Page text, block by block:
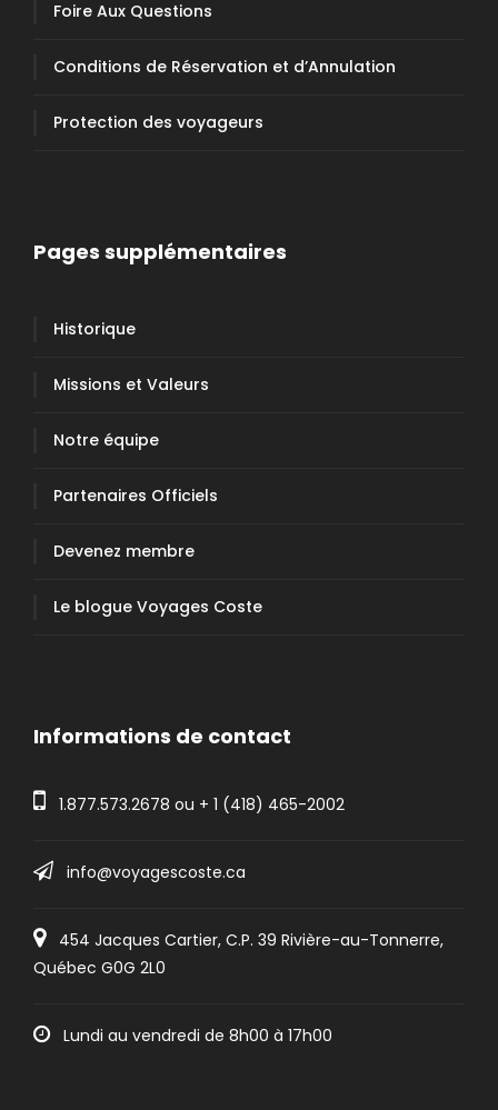
Foire Aux Questions
Conditions de Réservation et d’Annulation
Protection des voyageurs
Pages supplémentaires
Historique
Missions et Valeurs
Notre équipe
Partenaires Officiels
Devenez membre
Le blogue Voyages Coste
Informations de contact
1.877.573.2678 ou + 1 (418) 465-2002
info@voyagescoste.ca
454 Jacques Cartier, C.P. 39 Rivière-au-Tonnerre,
Québec G0G 2L0
Lundi au vendredi de 8h00 à 17h00